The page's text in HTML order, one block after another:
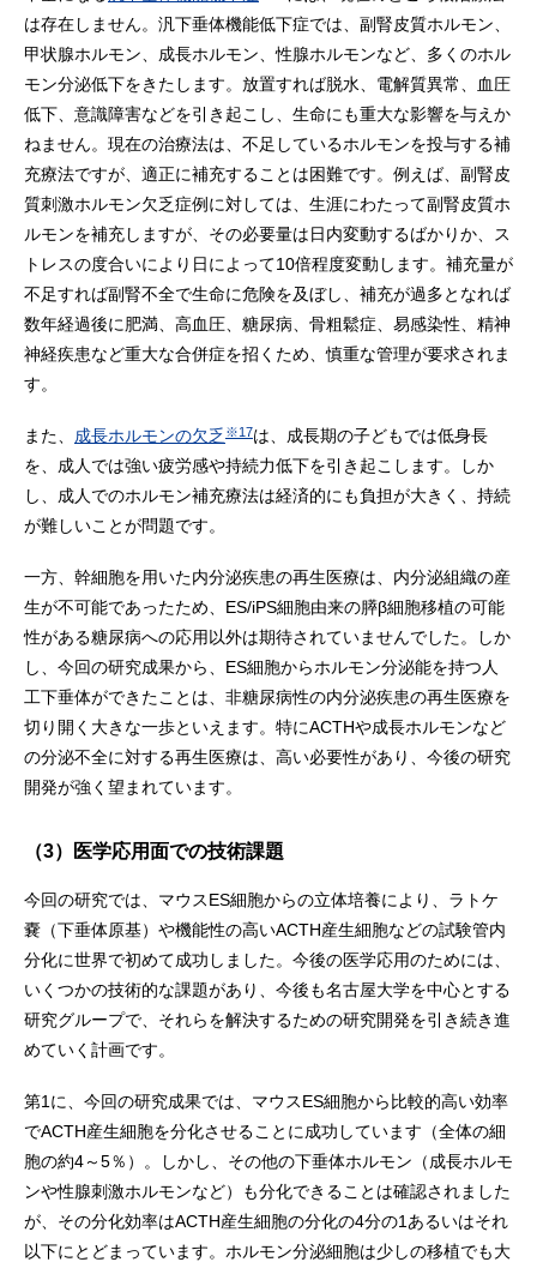
は存在しません。汎下垂体機能低下症では、副腎皮質ホルモン、
甲状腺ホルモン、成長ホルモン、性腺ホルモンなど、多くのホル
モン分泌低下をきたします。放置すれば脱水、電解質異常、血圧
低下、意識障害などを引き起こし、生命にも重大な影響を与えか
ねません。現在の治療法は、不足しているホルモンを投与する補
充療法ですが、適正に補充することは困難です。例えば、副腎皮
質刺激ホルモン欠乏症例に対しては、生涯にわたって副腎皮質ホ
ルモンを補充しますが、その必要量は日内変動するばかりか、ス
トレスの度合いにより日によって10倍程度変動します。補充量が
不足すれば副腎不全で生命に危険を及ぼし、補充が過多となれば
数年経過後に肥満、高血圧、糖尿病、骨粗鬆症、易感染性、精神
神経疾患など重大な合併症を招くため、慎重な管理が要求されま
す。
また、 成長ホルモンの欠乏 ※17は、成長期の子どもでは低身長
を、成人では強い疲労感や持続力低下を引き起こします。しか
し、成人でのホルモン補充療法は経済的にも負担が大きく、持続
が難しいことが問題です。
一方、幹細胞を用いた内分泌疾患の再生医療は、内分泌組織の産
生が不可能であったため、ES/iPS細胞由来の膵β細胞移植の可能
性がある糖尿病への応用以外は期待されていませんでした。しか
し、今回の研究成果から、ES細胞からホルモン分泌能を持つ人
工下垂体ができたことは、非糖尿病性の内分泌疾患の再生医療を
切り開く大きな一歩といえます。特にACTHや成長ホルモンなど
の分泌不全に対する再生医療は、高い必要性があり、今後の研究
開発が強く望まれています。
（3）医学応用面での技術課題
今回の研究では、マウスES細胞からの立体培養により、ラトケ
嚢（下垂体原基）や機能性の高いACTH産生細胞などの試験管内
分化に世界で初めて成功しました。今後の医学応用のためには、
いくつかの技術的な課題があり、今後も名古屋大学を中心とする
研究グループで、それらを解決するための研究開発を引き続き進
めていく計画です。
第1に、今回の研究成果では、マウスES細胞から比較的高い効率
でACTH産生細胞を分化させることに成功しています（全体の細
胞の約4～5％）。しかし、その他の下垂体ホルモン（成長ホルモ
ンや性腺刺激ホルモンなど）も分化できることは確認されました
が、その分化効率はACTH産生細胞の分化の4分の1あるいはそれ
以下にとどまっています。ホルモン分泌細胞は少しの移植でも大